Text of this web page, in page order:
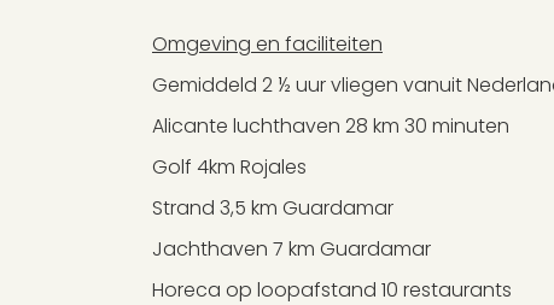
Omgeving en faciliteiten
Gemiddeld 2 ½ uur vliegen vanuit
Alicante luchthaven 28 km 30 minuten
Golf 4km Rojales
Strand 3,5 km Guardamar
Jachthaven 7 km Guardamar
Horeca op loopafstand 10 restaurants